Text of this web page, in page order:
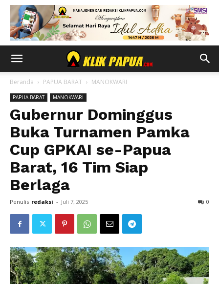
Beranda PAPUA BARAT MANOKWARI
PAPUA BARAT MANOKWARI
Gubernur Dominggus
Buka Turnamen Pamka
Cup GPKAI se-Papua
Barat, 16 Tim Siap
Berlaga
Penulis redaksi - Juli 7, 2025 0